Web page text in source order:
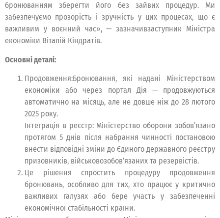
бронюванням зберегти його без зайвих процедур. Ми
забезпечуємо прозорість і зручність у цих процесах, що є
важливим у воєнний час», — зазначивзаступник Міністра
економіки Віталій Кіндратів.
Основні деталі:
Продовження:Бронювання, які надані Міністерством
економіки або через портал Дія — продовжуються
автоматично на місяць, але не довше ніж до 28 лютого
2025 року.
Інтеграція в реєстр: Міністерство оборони зобов’язано
протягом 5 днів після набрання чинності постановою
внести відповідні зміни до Єдиного державного реєстру
призовників, військовозобов’язаних та резервістів.
Це рішення спростить процедуру продовження
бронювань, особливо для тих, хто працює у критично
важливих галузях або бере участь у забезпеченні
економічної стабільності країни.